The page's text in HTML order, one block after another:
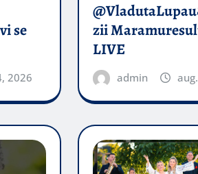
se
2026
zii
LIVE
admin